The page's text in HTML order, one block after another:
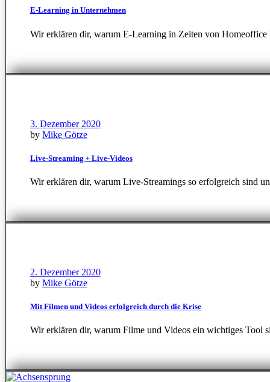
E-Learning in Unternehmen
Wir erklären dir, warum E-Learning in Zeiten von Homeoffice
3. Dezember 2020
by Mike Götze
Live-Streaming + Live-Videos
Wir erklären dir, warum Live-Streamings so erfolgreich sind
2. Dezember 2020
by Mike Götze
Mit Filmen und Videos erfolgreich durch die Krise
Wir erklären dir, warum Filme und Videos ein wichtiges Tool